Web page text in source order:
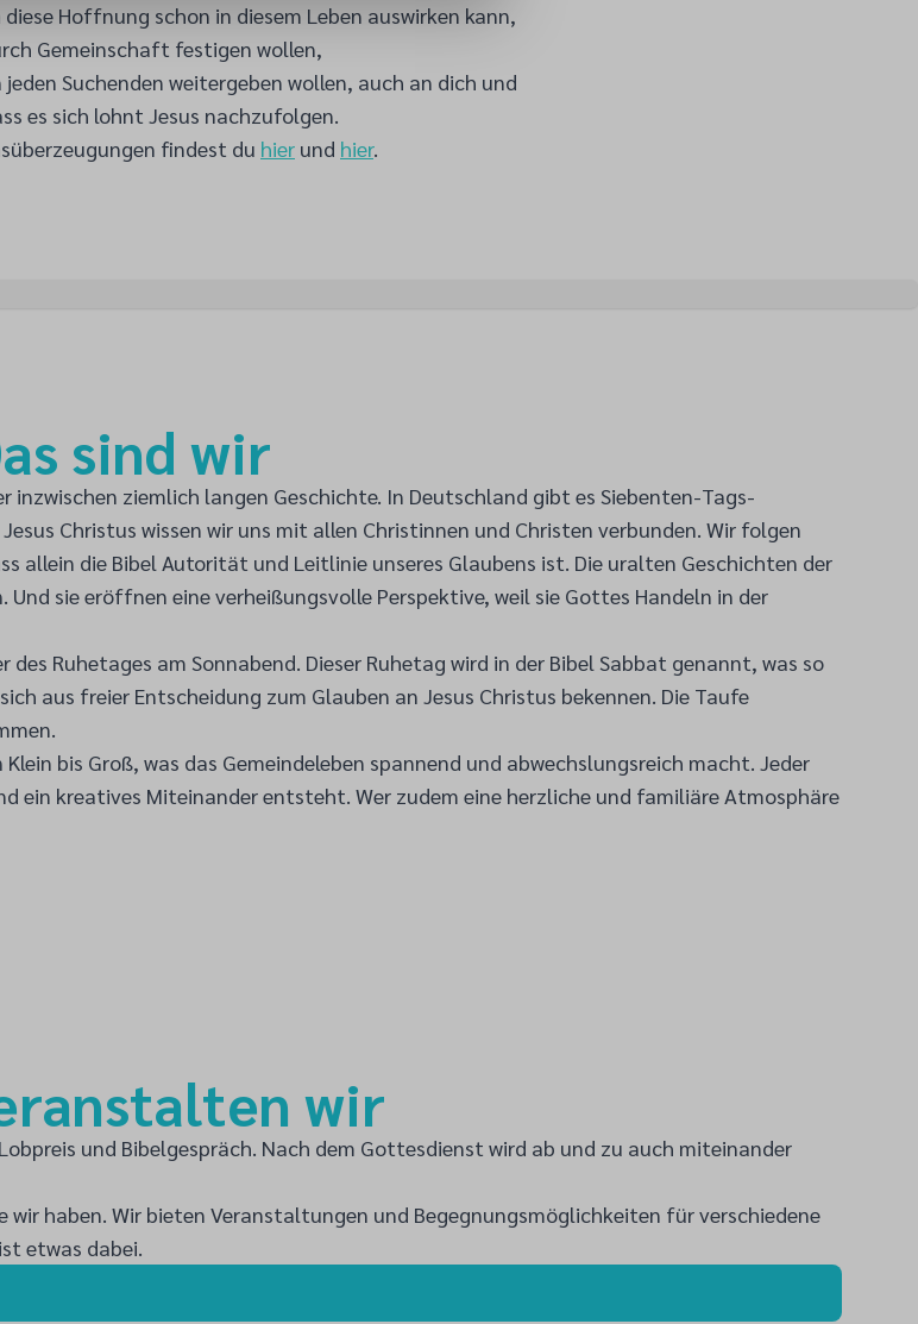
Hoffnung schon in diesem Leben auswirken kann,
Gemeinschaft festigen wollen,
Suchenden weitergeben wollen, auch an dich und
es sich lohnt Jesus nachzufolgen.
findest du hier und hier.
sind wir
ziemlich langen Geschichte. In Deutschland gibt es Siebenten-Tags-
Christus wissen wir uns mit allen Christinnen und Christen verbunden. Wir folgen
allein die Bibel Autorität und Leitlinie unseres Glaubens ist. Die uralten Geschichten der
sie eröffnen eine verheißungsvolle Perspektive, weil sie Gottes Handeln in der
Ruhetages am Sonnabend. Dieser Ruhetag wird in der Bibel Sabbat genannt, was so
aus freier Entscheidung zum Glauben an Jesus Christus bekennen. Die Taufe
bis Groß, was das Gemeindeleben spannend und abwechslungsreich macht. Jeder
ein kreatives Miteinander entsteht. Wer zudem eine herzliche und familiäre Atmosphäre
wir
und Bibelgespräch. Nach dem Gottesdienst wird ab und zu auch miteinander
haben. Wir bieten Veranstaltungen und Begegnungsmöglichkeiten für verschiedene
etwas dabei.